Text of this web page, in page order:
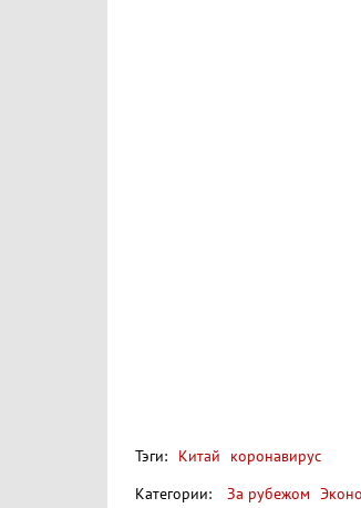
Тэги: Китай
коронавирус
Категории:
За рубежом